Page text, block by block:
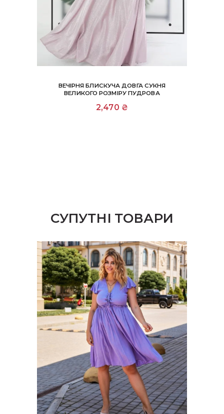
ВЕЧІРНЯ БЛИСКУЧА ДОВГА СУКНЯ
ВЕЛИКОГО РОЗМІРУ ПУДРОВА
2,470 ₴
СУПУТНІ ТОВАРИ